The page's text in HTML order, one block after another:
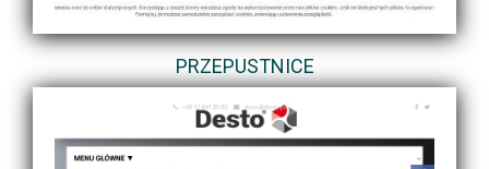
PRZEPUSTNICE